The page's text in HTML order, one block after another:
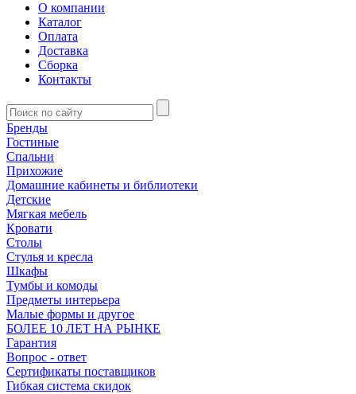
О компании
Каталог
Оплата
Доставка
Сборка
Контакты
Бренды
Гостиные
Спальни
Прихожие
Домашние кабинеты и библиотеки
Детские
Мягкая мебель
Кровати
Столы
Стулья и кресла
Шкафы
Тумбы и комоды
Предметы интерьера
Малые формы и другое
БОЛЕЕ 10 ЛЕТ НА РЫНКЕ
Гарантия
Вопрос - ответ
Сертификаты поставщиков
Гибкая система скидок